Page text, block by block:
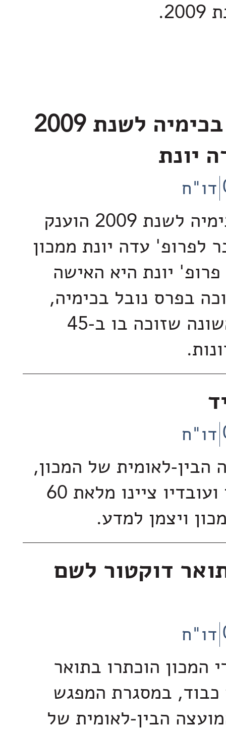
פרס נובל בכימיה לשנת 2009
יונת
דו"ח
פרס נובל לכימיה לשנת 2009 הוענק
לפרופ' עדה יונת ממכון
יונת היא האישה
בפרס נובל בכימיה,
והאישה הראשונה שזוכה בו ב-45
דו"ח
הבין-לאומית של המכון,
מדעני המכון ועובדיו ציינו מלאת 60
ויצמן למדע.
דוקטור לשם
דו"ח
המכון הוכתרו בתואר
כבוד, במסגרת המפגש
הבין-לאומית של